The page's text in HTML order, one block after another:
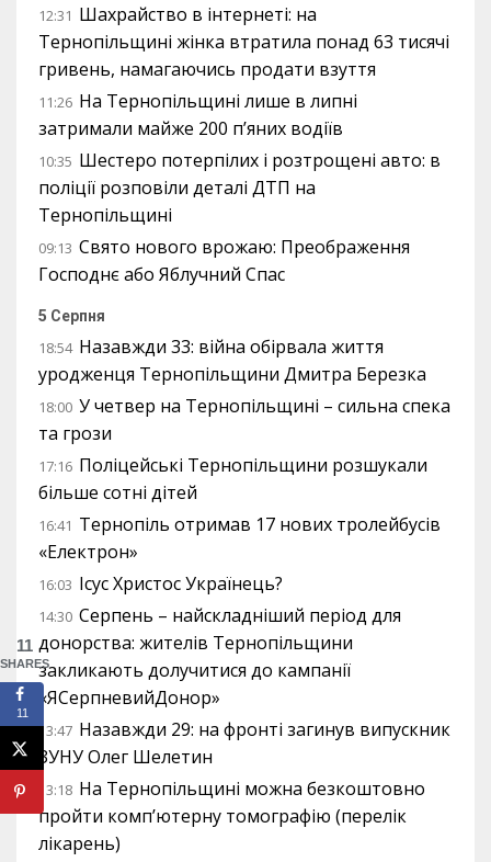
12:31 Шахрайство в інтернеті: на
Тернопільщині жінка втратила понад 63 тисячі
гривень, намагаючись продати взуття
11:26 На Тернопільщині лише в липні
затримали майже 200 п’яних водіїв
10:35 Шестеро потерпілих і розтрощені авто: в
поліції розповіли деталі ДТП на
Тернопільщині
09:13 Свято нового врожаю: Преображення
Господнє або Яблучний Спас
5 Серпня
18:54 Назавжди 33: війна обірвала життя
уродженця Тернопільщини Дмитра Березка
18:00 У четвер на Тернопільщині – сильна спека
та грози
17:16 Поліцейські Тернопільщини розшукали
більше сотні дітей
16:41 Тернопіль отримав 17 нових тролейбусів
«Електрон»
16:03 Ісус Христос Українець?
14:30 Серпень – найскладніший період для
донорства: жителів Тернопільщини
закликають долучитися до кампанії
«ЯСерпневийДонор»
13:47 Назавжди 29: на фронті загинув випускник
ЗУНУ Олег Шелетин
13:18 На Тернопільщині можна безкоштовно
пройти комп’ютерну томографію (перелік
лікарень)
11
SHARES
11